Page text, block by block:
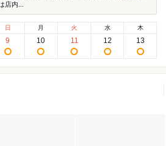
店内...
日
9
月
10
火
11
水
12
木
13